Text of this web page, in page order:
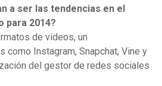
a ser las tendencias en el
para 2014?
de videos, un
como Instagram, Snapchat, Vine y
del gestor de redes sociales